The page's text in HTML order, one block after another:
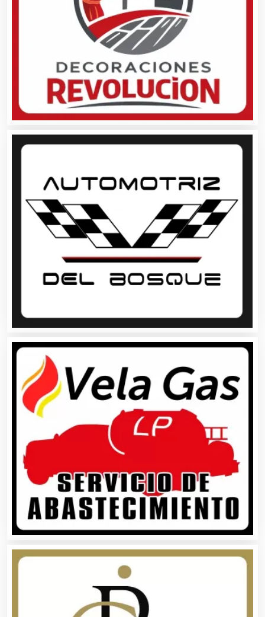
Artesanías
Artículos de Oficina
Artículos de Piel
Artículos Importados
Artículos para el Hogar
Artículos Personales
Artículos Publicitarios
Aseguradoras
Asesores Técnicos
Asesoría Fiscal
Asociaciones Civiles